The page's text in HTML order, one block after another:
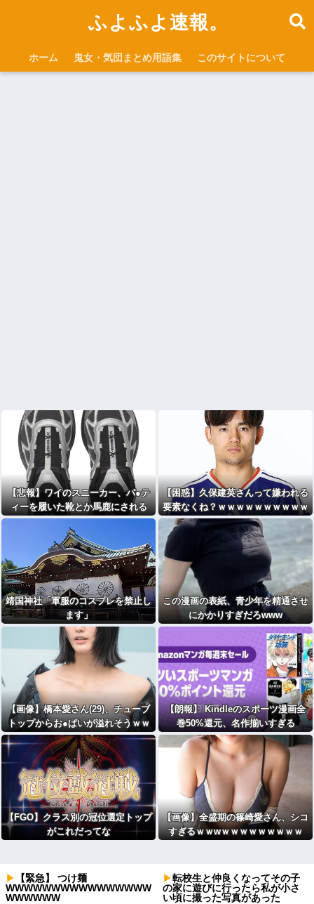
ふよふよ速報。
ホーム 鬼女・気団まとめ用語集 このサイトについて
【悲報】ワイのスニーカー、パ●テ
ィーを履いた靴とか馬鹿にされる
【困惑】久保建英さんって嫌われる
要素なくね？ｗｗｗｗｗｗｗｗｗｗ
靖国神社「軍服のコスプレを禁止し
ます」
この漫画の表紙、青少年を精通させ
にかかりすぎだろwww
【画像】橋本愛さん(29)、チューブ
トップからお●ぱいが溢れそうｗｗ
ｗwｗｗｗｗｗｗｗｗ
【朗報】 Kindleのスポーツ漫画全
巻50%還元、名作揃いすぎる
【FGO】クラス別の冠位選定トップ
がこれだってな
【画像】全盛期の篠崎愛さん、シコ
すぎるｗｗwｗｗｗｗｗｗｗｗｗ
【緊急】 つけ麺
WWWWWWWWWWWWWWWW
WWWWWW
転校生と仲良くなってその子
の家に遊びに行ったら私が小さ
い頃に撮った写真があった